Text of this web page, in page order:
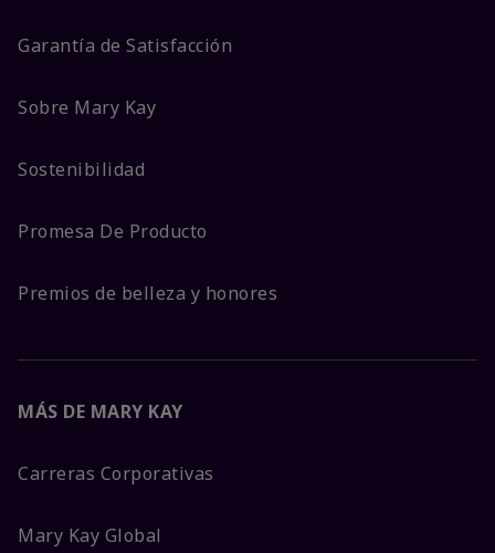
Garantía de Satisfacción
Sobre Mary Kay
Sostenibilidad
Promesa De Producto
Premios de belleza y honores
MÁS DE MARY KAY
Carreras Corporativas
Mary Kay Global